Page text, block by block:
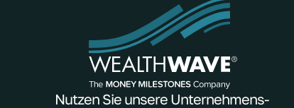
Nutzen Sie unsere Unternehmens-